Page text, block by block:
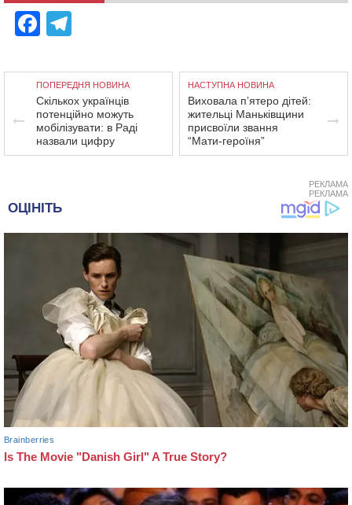
Facebook
ПОПЕРЕДНЯ НОВИНА
Скількох українців
потенційно можуть
мобілізувати: в Раді
назвали цифру
НАСТУПНА НОВИНА
Виховала пʼятеро дітей:
жительці Маньківщини
присвоїли звання
“Мати-героїня”
РЕКЛАМА
РЕКЛАМА